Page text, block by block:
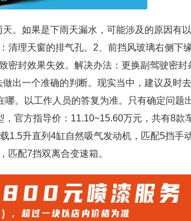
。如果是下雨天漏水，可能涉及的原因有以
清理天窗的排气孔。2、前挡风玻璃右侧下
密封效果失效。解决办法：更换副驾驶密封
出一个准确的判断。现实当中，建议及时
。以工作人员的答复为准。只有确定问题
官方指导价：11.10~15.60万元，共有8款
1.5升直列4缸自然吸气发动机，匹配5挡手
匹配7挡双离合变速箱。